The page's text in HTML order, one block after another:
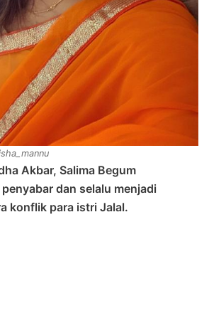
Akbar, Salima Begum
dan selalu menjadi
konflik para istri Jalal.